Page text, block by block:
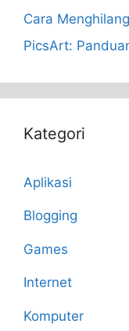
Cara
PicsArt:
Kategori
Aplikasi
Blogging
Games
Internet
Komputer